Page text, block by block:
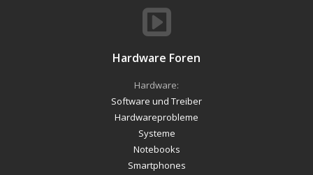
Hardware Foren
Hardware:
Software und Treiber
Hardwareprobleme
Systeme
Notebooks
Smartphones